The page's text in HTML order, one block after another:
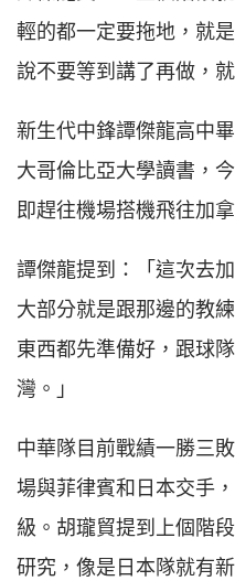
輕的都一定要拖地，就
說不要等到講了再做，
新生代中鋒譚傑龍高中
大哥倫比亞大學讀書，
即趕往機場搭機飛往加拿
譚傑龍提到：「這次去
大部分就是跟那邊的教
東西都先準備好，跟球
灣。」
中華隊目前戰績一勝三
場與菲律賓和日本交手
級。胡瓏貿提到上個階
研究，像是日本隊就有